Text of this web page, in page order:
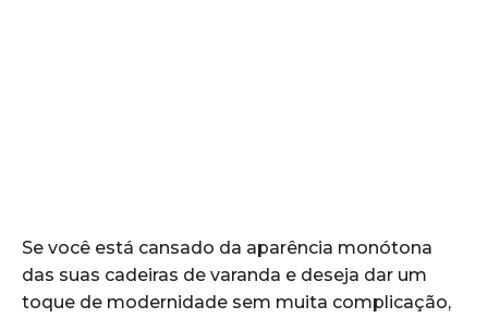
Se você⁣ está cansado da aparência monótona​
das suas⁢ cadeiras de varanda e‍ deseja dar ‍um
toque de modernidade sem​ muita complicação,​